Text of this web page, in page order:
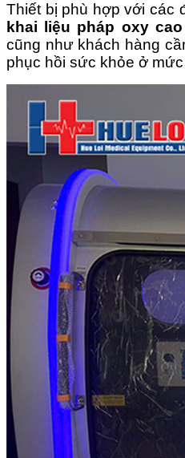
Thiết bị phù hợp với các
khai liệu pháp oxy
cũng như khách hàng
phục hồi sức khỏe ở